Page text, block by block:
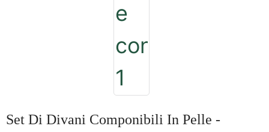
Set Di Divani Componibili In Pelle -